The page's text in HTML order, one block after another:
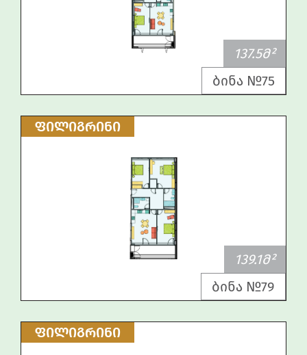
137.5Მ²
ბინა №75
ᲤᲘᲚᲘᲒᲠᲘᲜᲘ
139.1Მ²
ბინა №79
ᲤᲘᲚᲘᲒᲠᲘᲜᲘ